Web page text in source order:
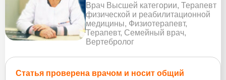
Врач Высшей категории, Терапевт
физической и реабилитационной
медицины, Физиотерапевт,
Терапевт, Семейный врач,
Вертебролог
Статья проверена врачом и носит общий